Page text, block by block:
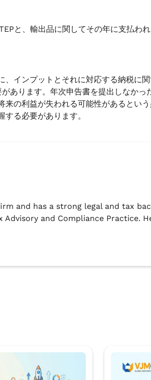
と、輸出品に関してその年に支払わ
インプットとそれに対応する納税に
あります。年次申告書を提出しなかっ
来の利益が失われる可能性があるとい
る必要があります。
and has a strong legal and tax
Advisory and Compliance Practice.